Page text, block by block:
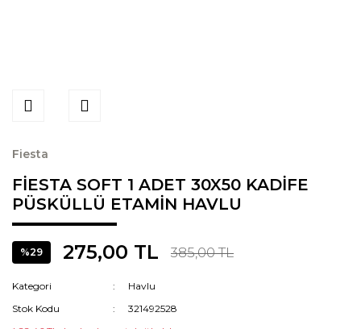
Fiesta
FİESTA SOFT 1 ADET 30X50 KADİFE
PÜSKÜLLÜ ETAMİN HAVLU
%29 275,00 TL 385,00 TL
Kategori
Havlu
Stok Kodu
321492528